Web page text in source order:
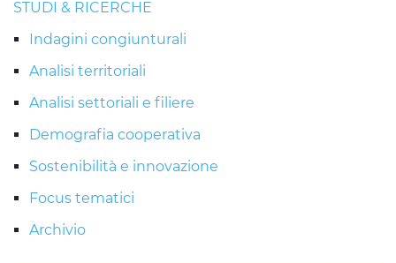
STUDI & RICERCHE
Indagini congiunturali
Analisi territoriali
Analisi settoriali e filiere
Demografia cooperativa
Sostenibilità e innovazione
Focus tematici
Archivio